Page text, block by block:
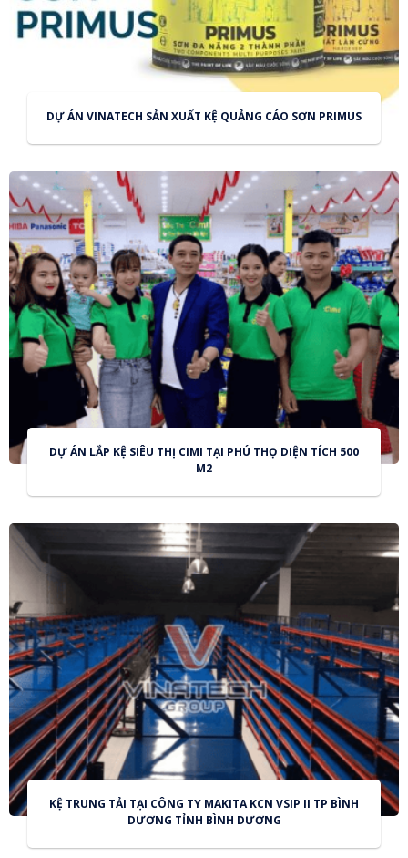
DỰ ÁN VINATECH SẢN XUẤT KỆ QUẢNG CÁO SƠN PRIMUS
DỰ ÁN LẮP KỆ SIÊU THỊ CIMI TẠI PHÚ THỌ DIỆN TÍCH 500
M2
KỆ TRUNG TẢI TẠI CÔNG TY MAKITA KCN VSIP II TP BÌNH
DƯƠNG TỈNH BÌNH DƯƠNG